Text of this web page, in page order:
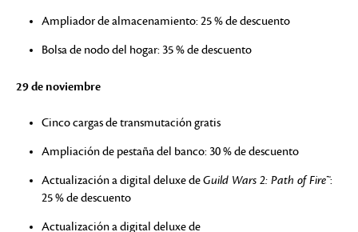
Ampliador de almacenamiento: 25 % de descuento
Bolsa de nodo del hogar: 35 % de descuento
29 de noviembre
Cinco cargas de transmutación gratis
Ampliación de pestaña del banco: 30 % de descuento
Actualización a digital deluxe deGuild Wars 2: Path of Fire™:
25 % de descuento
Actualización a digital deluxe de